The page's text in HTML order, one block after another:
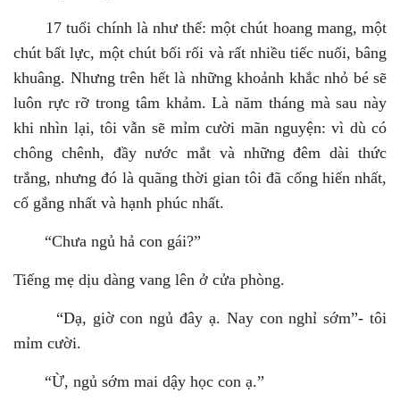
17 tuổi chính là như thế: một chút hoang mang, một
chút bất lực, một chút bối rối và rất nhiều tiếc nuối, bâng
khuâng. Nhưng trên hết là những khoảnh khắc nhỏ bé sẽ
luôn rực rỡ trong tâm khảm. Là năm tháng mà sau này
khi nhìn lại, tôi vẫn sẽ mỉm cười mãn nguyện: vì dù có
chông chênh, đầy nước mắt và những đêm dài thức
trắng, nhưng đó là quãng thời gian tôi đã cống hiến nhất,
cố gắng nhất và hạnh phúc nhất.
“Chưa ngủ hả con gái?”
Tiếng mẹ dịu dàng vang lên ở cửa phòng.
“Dạ, giờ con ngủ đây ạ. Nay con nghỉ sớm”- tôi
mỉm cười.
“Ừ, ngủ sớm mai dậy học con ạ.”